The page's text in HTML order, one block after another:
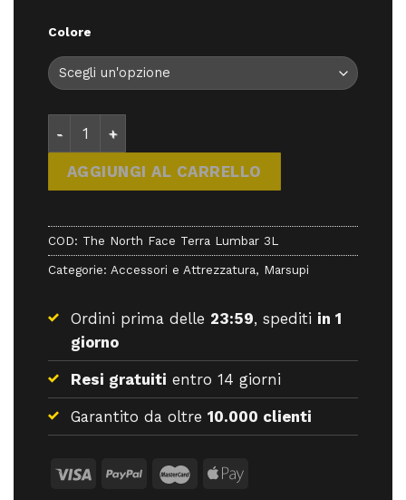
42,00 €.37,80 €.
Colore
The North Face Terra Lumbar 3L - - The North
AGGIUNGI AL CARRELLO
COD: The North Face Terra Lumbar 3L
Categorie: Accessori e Attrezzatura, Marsupi
Ordini prima delle 23:59, spediti in 1
giorno
Resi gratuiti entro 14 giorni
Garantito da oltre 10.000 clienti